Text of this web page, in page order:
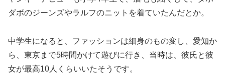
ダボのジーンズやラルフのニットを着ていたんだとか。
中学生になると、ファッションは細身のもの変し、愛知か
ら、東京まで5時間かけて遊びに行き、当時は、彼氏と彼
女が最高10人くらいいたそうです。